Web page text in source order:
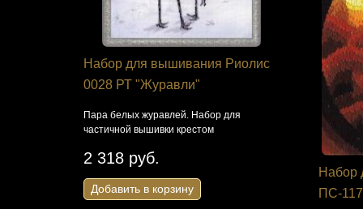
Набор для вышивания Риолис
0028 РТ "Журавли"
Пара белых журавлей. Набор для
частичной вышивки крестом
2 318 руб.
Добавить в корзину
Набор
BN-1084
Кухонная
вышивания
823 руб.
Добавить
Набор
ПС-